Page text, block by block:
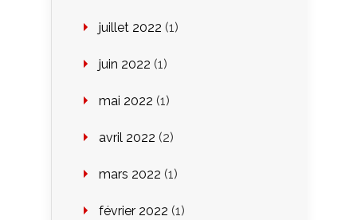
juillet 2022 (1)
juin 2022 (1)
mai 2022 (1)
avril 2022 (2)
mars 2022 (1)
février 2022 (1)